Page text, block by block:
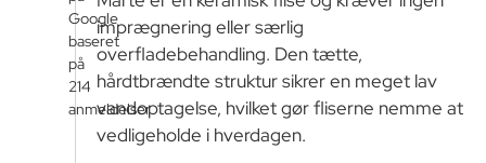
Google
baseret
på
214
anmeldelser
imprægnering eller særlig
overfladebehandling. Den tætte,
hårdtbrændte struktur sikrer en meget lav
vandoptagelse, hvilket gør fliserne nemme at
vedligeholde i hverdagen.